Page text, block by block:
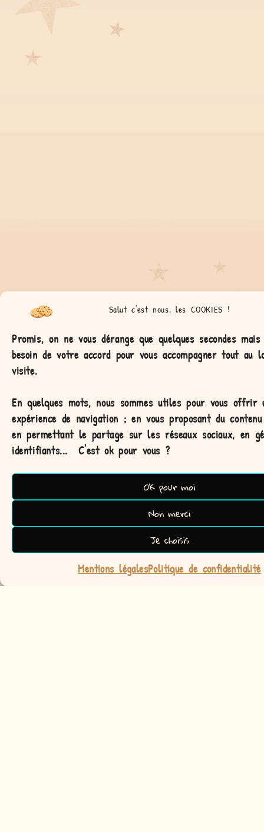
Salut c'est nous, les COOKIES !
Promis, on ne vous dérange que quelques secondes mais
besoin de votre accord pour vous accompagner tout au
visite.
En quelques mots, nous sommes utiles pour vous offrir
expérience de navigation ;en vous proposant du
en permettant le partage sur les réseaux sociaux, en
identifiants... C'est ok pour vous ?
OK pour moi
Non merci
Je choisis
Mentions légalesPolitique de confidentialité
La gamme Colorama est unique grâce à ses couvercles
personnalisables! Elle est idéale pour gâter ses proches. Alors
faites un voeu!